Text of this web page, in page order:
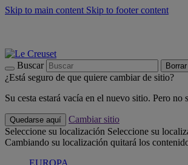
Skip to main content Skip to footer content
Buscar Borrar
¿Está seguro de que quiere cambiar de sitio?
Su cesta estará vacía en el nuevo sitio. Pero
Quedarse aquí
Cambiar sitio
Seleccione su localización Seleccione su
Cambiando su localización quitará los
EUROPA